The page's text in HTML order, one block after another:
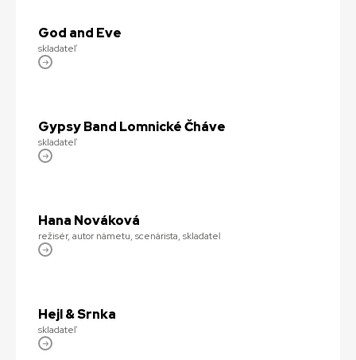
God and Eve
skladateľ
Gypsy Band Lomnické Čháve
skladateľ
Hana Nováková
režisér, autor námetu, scenárista, skladateľ
Hejl & Srnka
skladateľ